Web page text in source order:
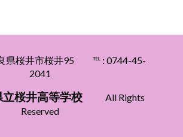
県桜井市桜井95 ℡ : 0744-45-
2041
桜井高等学校 All Rights
Reserved